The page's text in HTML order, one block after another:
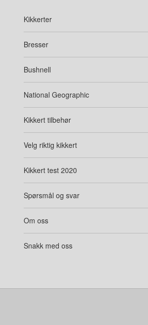
Kikkerter
Bresser
Bushnell
National Geographic
Kikkert tilbehør
Velg riktig kikkert
Kikkert test 2020
Spørsmål og svar
Om oss
Snakk med oss